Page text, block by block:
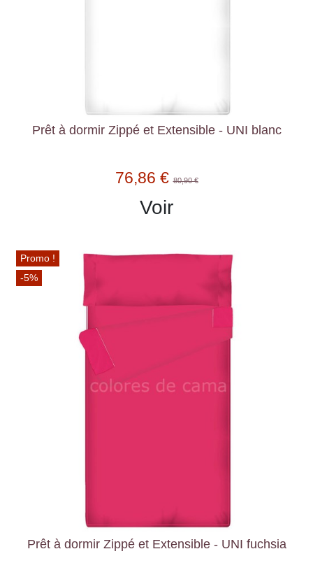
Prêt à dormir Zippé et Extensible - UNI blanc
76,86 €80,90 €
Voir
Promo !
-5%
Prêt à dormir Zippé et Extensible - UNI fuchsia